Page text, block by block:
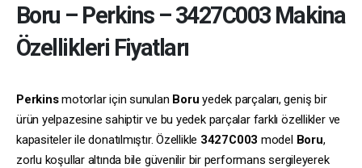
Boru – Perkins–3427C003Makina
Özellikleri Fiyatları
Perkinsmotorlar için sunulan Boru yedek parçaları, geniş bir
ürün yelpazesine sahiptir ve bu yedek parçalar farklı özellikler ve
kapasiteler ile donatılmıştır. Özellikle 3427C003 model Boru,
zorlu koşullar altında bile güvenilir bir performans sergileyerek